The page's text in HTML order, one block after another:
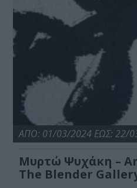
ΑΠΟ: 01/03/2024 ΕΩΣ: 22/
Μυρτώ Ψυχάκη –
The Blender